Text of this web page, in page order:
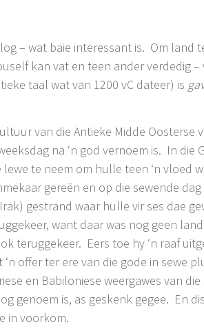
– wat baie interessant is. Om land
kan vat en teen ander verdedig
taal wat van 1200 vC dateer) is
van die Antieke Midde
na ‘n god vernoem is. In die
te neem om hulle teen ‘n vloed
gereën en op die sewende
gestrand waar hulle vir ses dae
want daar was nog geen
teruggekeer. Eers toe hy ‘n raaf
offer ter ere van die gode in sewe
en Babiloniese weergawes van
genoem is, as geskenk gegee. En
in voorkom.